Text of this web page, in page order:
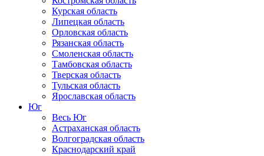
Курская область
Липецкая область
Орловская область
Рязанская область
Смоленская область
Тамбовская область
Тверская область
Тульская область
Ярославская область
Юг
Весь Юг
Астраханская область
Волгоградская область
Краснодарский край